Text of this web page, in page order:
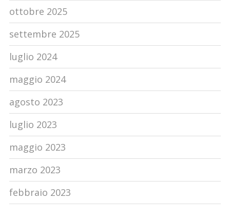
ottobre 2025
settembre 2025
luglio 2024
maggio 2024
agosto 2023
luglio 2023
maggio 2023
marzo 2023
febbraio 2023